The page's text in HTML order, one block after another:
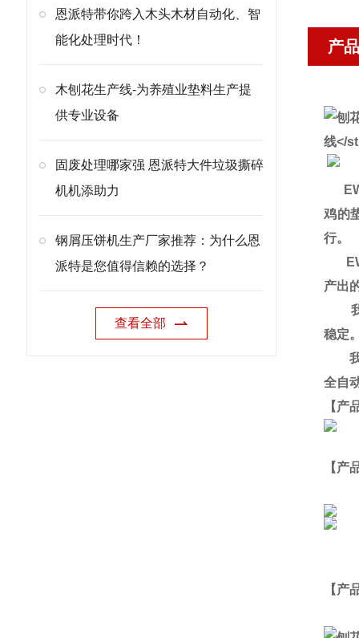
恩派特带你跨入木头木材自动化、智
能化处理时代！
木刨花生产线-为养殖业垫料生产提
供专业设备
固废处理哪家强 恩派特大件垃圾撕碎
机机添助力
钢屑压饼机生产厂家推荐：为什么恩
派特是您值得信赖的选择？
查看全部
产
鸡的
行。
产出
我
稳定
我
全自
【产
【产
【产